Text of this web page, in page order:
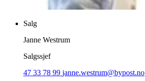
Salg
Janne Westrum
Salgssjef
47 33 78 99 janne.westrum@bypost.no